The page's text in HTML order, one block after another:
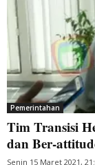
Pemerintahan
Tim Transisi
dan Ber-
Senin 15 Maret 2021,